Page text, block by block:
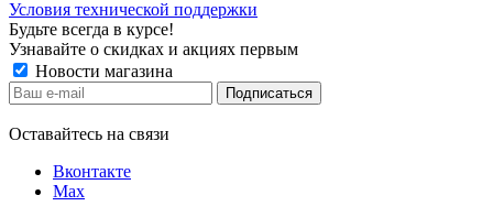
Условия технической поддержки
Будьте всегда в курсе!
Узнавайте о скидках и акциях первым
Новости магазина
Оставайтесь на связи
Вконтакте
Max